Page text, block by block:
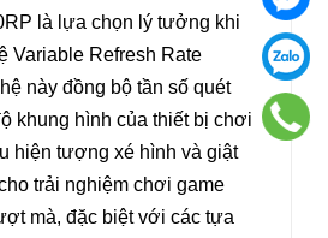
là lựa chọn lý tưởng khi
Variable Refresh Rate
này đồng bộ tần số quét
khung hình của thiết bị chơi
hiện tượng xé hình và giật
trải nghiệm chơi game
mà, đặc biệt với các tựa